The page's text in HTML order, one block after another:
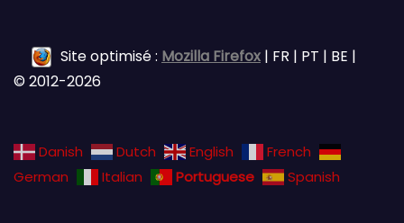
Site optimisé : Mozilla Firefox | FR | PT | BE |
© 2012-2026
Danish Dutch English
French
German
Italian Portuguese Spanish